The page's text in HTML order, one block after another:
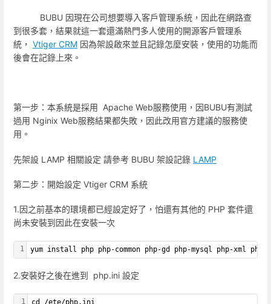
BUBU 因現在公司想要導入客戶管理系統，因此在網路查
到很多套，結果就這一套還滿熱門多人使用的開源客戶管理系
統， Vtiger CRM 因為架設啟來並且記錄怎麼安裝，使用的功能而
後會在記錄上來。
第一步：本系統是採用 Apache Web服務使用，因BUBU有測試
過用 Nginix Web服務結果都失敗，因此改用官方建議的服務使
用。
先架設 LAMP 相關設定 請參考 BUBU 架設記錄 LAMP
第二步：開始設定 Vtiger CRM 系統
1.因之前基本的環境都已經設定好了，怕還有其他的 PHP 套件還
尚未安裝到因此在安裝一次
1 yum install php php-common php-gd php-mysql php-xml
2.安裝好之後在進到 php.ini 設定
1
cd /ete/php.ini